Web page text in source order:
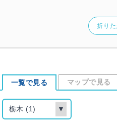
折り
一覧で見る マップで見る
栃木 (1) ▼